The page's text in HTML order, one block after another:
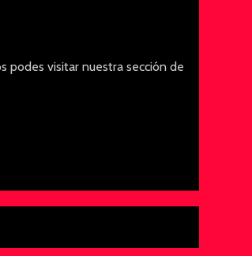
podes visitar nuestra sección de